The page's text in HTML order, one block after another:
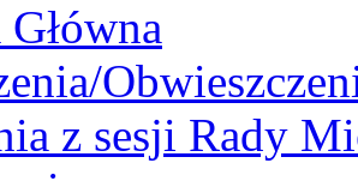
z sesji Rady